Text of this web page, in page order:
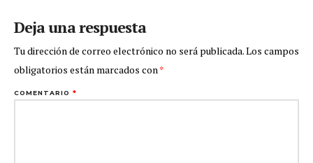
Deja una respuesta
Tu dirección de correo electrónico no será publicada.Los campos
obligatorios están marcados con*
COMENTARIO *